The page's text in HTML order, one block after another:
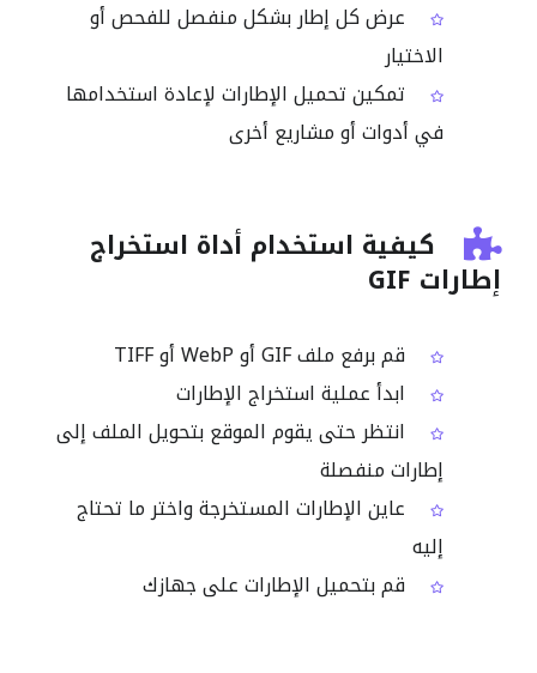
عرض كل إطار بشكل منفصل للفحص أو
الاختيار
تمكين تحميل الإطارات لإعادة استخدامها
في أدوات أو مشاريع أخرى
كيفية استخدام أداة استخراج
إطارات GIF
قم برفع ملف GIF أو WebP أو TIFF
ابدأ عملية استخراج الإطارات
انتظر حتى يقوم الموقع بتحويل الملف إلى
إطارات منفصلة
عاين الإطارات المستخرجة واختر ما تحتاج
إليه
قم بتحميل الإطارات على جهازك